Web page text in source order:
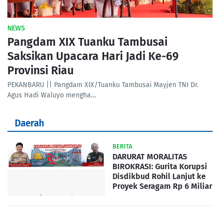
NEWS
Pangdam XIX Tuanku Tambusai
Saksikan Upacara Hari Jadi Ke-69
Provinsi Riau
PEKANBARU || Pangdam XIX/Tuanku Tambusai Mayjen TNI Dr.
Agus Hadi Waluyo mengha…
Daerah
BERITA
DARURAT MORALITAS
BIROKRASI: Gurita Korupsi
Disdikbud Rohil Lanjut ke
Proyek Seragam Rp 6 Miliar